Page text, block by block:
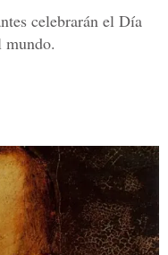
celebrarán el Día
mundo.